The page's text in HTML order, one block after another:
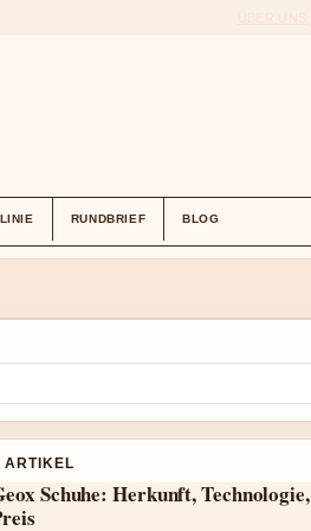
RUNDBRIEF BLOG
ARTIKEL
Schuhe: Herkunft,